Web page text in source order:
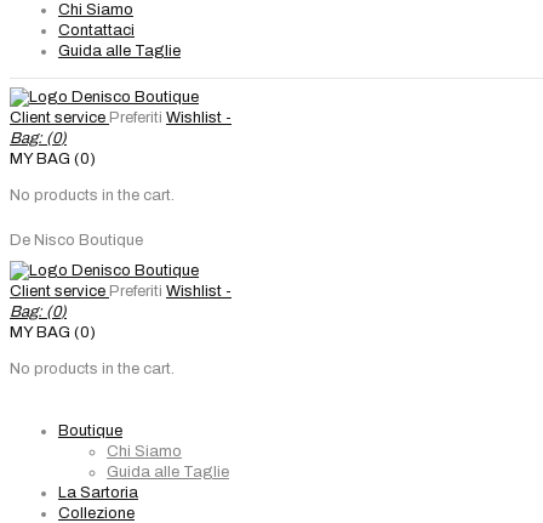
Chi Siamo
Contattaci
Guida alle Taglie
Client service Preferiti Wishlist -
Bag: (0)
MY BAG (0)
No products in the cart.
De Nisco Boutique
Client service Preferiti Wishlist -
Bag: (0)
MY BAG (0)
No products in the cart.
Boutique
Chi Siamo
Guida alle Taglie
La Sartoria
Collezione